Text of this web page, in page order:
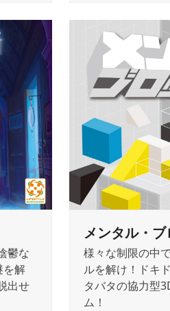
鬱な
解
出せ
メンタル・
様々な制限の中
ルを解け！ドキ
タバタの協力型
ム！